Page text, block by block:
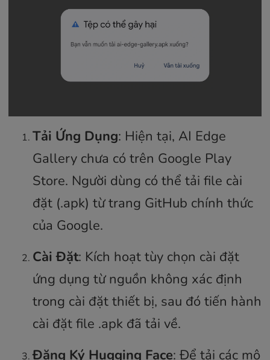
Tải Ứng Dụng: Hiện tại, AI Edge
Gallery chưa có trên Google Play
Store. Người dùng có thể tải file cài
đặt (.apk) từ trang GitHub chính thức
của Google.
Cài Đặt: Kích hoạt tùy chọn cài đặt
ứng dụng từ nguồn không xác định
trong cài đặt thiết bị, sau đó tiến hành
cài đặt file .apk đã tải về.
Đăng Ký Hugging Face: Để tải các mô